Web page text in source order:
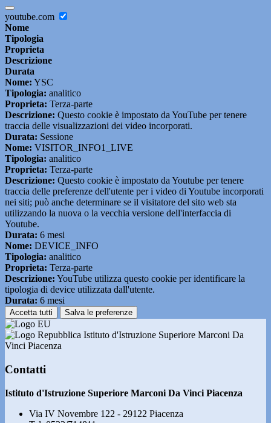
youtube.com
Nome
Tipologia
Proprieta
Descrizione
Durata
Nome: YSC
Tipologia: analitico
Proprieta: Terza-parte
Descrizione: Questo cookie è impostato da YouTube per tenere
traccia delle visualizzazioni dei video incorporati.
Durata: Sessione
Nome: VISITOR_INFO1_LIVE
Tipologia: analitico
Proprieta: Terza-parte
Descrizione: Questo cookie è impostato da Youtube per tenere
traccia delle preferenze dell'utente per i video di Youtube incorporati
nei siti; può anche determinare se il visitatore del sito web sta
utilizzando la nuova o la vecchia versione dell'interfaccia di
Youtube.
Durata: 6 mesi
Nome: DEVICE_INFO
Tipologia: analitico
Proprieta: Terza-parte
Descrizione: YouTube utilizza questo cookie per identificare la
tipologia di device utilizzata dall'utente.
Durata: 6 mesi
Accetta tutti Salva le preferenze
Istituto d'Istruzione Superiore Marconi Da
Vinci Piacenza
Contatti
Istituto d'Istruzione Superiore Marconi Da Vinci Piacenza
Via IV Novembre 122 - 29122 Piacenza